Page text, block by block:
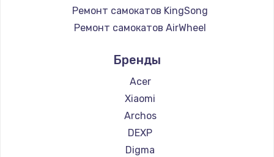
Ремонт самокатов KingSong
Ремонт самокатов AirWheel
Ремонт самокатов Hunter
Ремонт самокатов Shorner
Ремонт самокатов Joyor
Ремонт самокатов Minimotors
Ремонт самокатов Bork
Ремонт самокатов Segway
Бренды
Acer
Xiaomi
Archos
DEXP
Digma